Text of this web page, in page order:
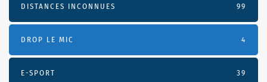
DISTANCES INCONNUES 99
DROP LE MIC 4
E-SPORT 39